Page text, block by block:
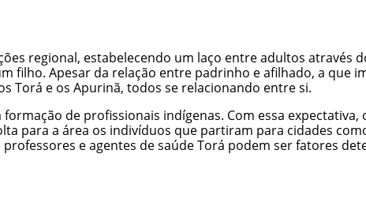
regional, estabelecendo um laço entre adultos através
filho. Apesar da relação entre padrinho e afilhado, a que
Torá e os Apurinã, todos se relacionando entre si.
de profissionais indígenas. Com essa
para a área os indivíduos que partiram para cidades
e agentes de saúde Torá podem ser fatores